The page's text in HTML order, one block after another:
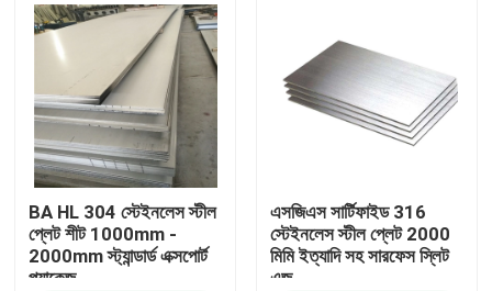
BA HL 304 স্টেইনলেস স্টীল
প্লেট শীট 1000mm -
2000mm স্ট্যান্ডার্ড এক্সপোর্ট
প্যাকেজ
এসজিএস সার্টিফাইড 316
স্টেইনলেস স্টীল প্লেট 2000
মিমি ইত্যাদি সহ সারফেস স্লিট
এজ